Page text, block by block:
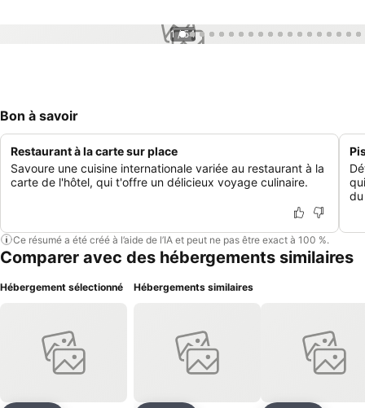
1 / 54
Bon à savoir
Restaurant à la carte sur place
Savoure une cuisine internationale variée au restaurant à la
carte de l'hôtel, qui t'offre un délicieux voyage culinaire.
du
Ce résumé a été créé à l’aide de l’IA et peut ne pas être exact à 100 %.
Comparer avec des hébergements similaires
Hébergement sélectionné Hébergements similaires